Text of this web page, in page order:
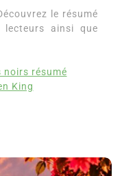
le résumé
ainsi que
noirs résumé
King